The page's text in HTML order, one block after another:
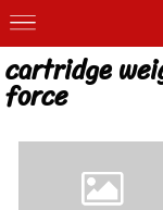
cartridge
force